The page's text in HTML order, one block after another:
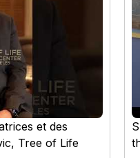
et des
Tree of Life